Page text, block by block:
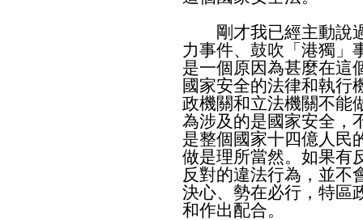
剛才我已經主動說過
力事件、鼓吹「港獨」
是一個原因為甚麼在這
國家安全的法律和執行
政機關和立法機關不能
為涉及的是國家安全，
是整個國家十四億人民
做是理所當然。如果有
反對的違法行為，並不
決心、勢在必行，特區
和作出配合。